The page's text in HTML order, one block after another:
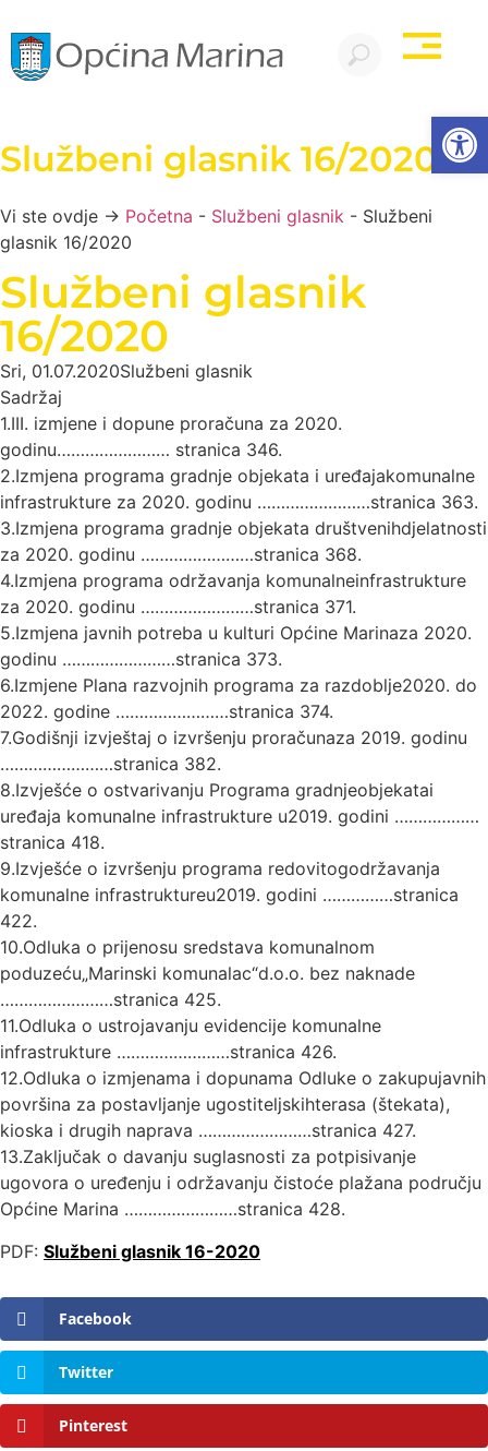
Službeni glasnik 16/2020
Vi ste ovdje → Početna - Službeni glasnik - Službeni
glasnik 16/2020
Službeni glasnik
16/2020
Sri, 01.07.2020Službeni glasnik
Sadržaj
1.III. izmjene i dopune proračuna za 2020.
godinu…………………… stranica 346.
2.Izmjena programa gradnje objekata i uređajakomunalne
infrastrukture za 2020. godinu ……………………stranica 363.
3.Izmjena programa gradnje objekata društvenihdjelatnosti
za 2020. godinu ……………………stranica 368.
4.Izmjena programa održavanja komunalneinfrastrukture
za 2020. godinu ……………………stranica 371.
5.Izmjena javnih potreba u kulturi Općine Marinaza 2020.
godinu ……………………stranica 373.
6.Izmjene Plana razvojnih programa za razdoblje2020. do
2022. godine ……………………stranica 374.
7.Godišnji izvještaj o izvršenju proračunaza 2019. godinu
……………………stranica 382.
8.Izvješće o ostvarivanju Programa gradnjeobjekatai
uređaja komunalne infrastrukture u2019. godini ………………
stranica 418.
9.Izvješće o izvršenju programa redovitogodržavanja
komunalne infrastruktureu2019. godini ……………stranica
422.
10.Odluka o prijenosu sredstava komunalnom
poduzeću„Marinski komunalac“d.o.o. bez naknade
……………………stranica 425.
11.Odluka o ustrojavanju evidencije komunalne
infrastrukture ……………………stranica 426.
12.Odluka o izmjenama i dopunama Odluke o zakupujavnih
površina za postavljanje ugostiteljskihterasa (štekata),
kioska i drugih naprava ……………………stranica 427.
13.Zaključak o davanju suglasnosti za potpisivanje
ugovora o uređenju i održavanju čistoće plažana području
Općine Marina ……………………stranica 428.
PDF: Službeni glasnik 16-2020
Facebook
Twitter
Pinterest